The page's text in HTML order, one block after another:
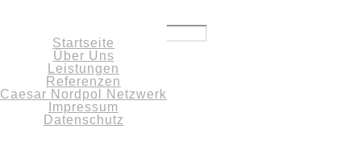
Leistungen
Startseite
Über Uns
Leistungen
Referenzen
Caesar Nordpol Netzwerk
Impressum
Datenschutz
Beitragsarchive
Neueste Beiträge
Hello world!
Monatlich
Mai 2017
Kategorien